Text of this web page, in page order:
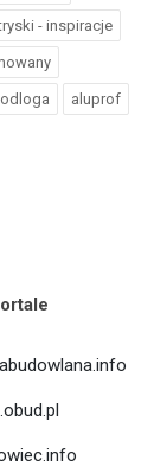
- inspiracje
aluprof